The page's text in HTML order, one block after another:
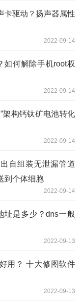
卡驱动？扬声器属性
2022-09-14
如何解除手机root权
2022-09-14
架构钙钛矿电池转化
2022-09-14
自组装无泄漏管道
到个体细胞
2022-09-14
址是多少？dns一般
2022-09-13
用？ 十大修图软件
2022-09-13